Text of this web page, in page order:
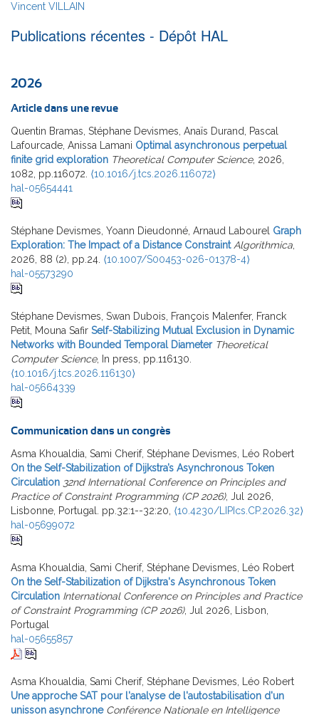
Vincent VILLAIN
Publications récentes - Dépôt HAL
2026
Article dans une revue
Quentin Bramas, Stéphane Devismes, Anaïs Durand, Pascal
Lafourcade, Anissa Lamani Optimal asynchronous perpetual
finite grid exploration Theoretical Computer Science, 2026,
1082, pp.116072. ⟨10.1016/j.tcs.2026.116072⟩
hal-05654441
Stéphane Devismes, Yoann Dieudonné, Arnaud Labourel Graph
Exploration: The Impact of a Distance Constraint Algorithmica
2026, 88 (2), pp.24. ⟨10.1007/S00453-026-01378-4⟩
hal-05573290
Stéphane Devismes, Swan Dubois, François Malenfer, Franck
Petit, Mouna Safir Self-Stabilizing Mutual Exclusion in Dynamic
Networks with Bounded Temporal Diameter Theoretical
Computer Science, In press, pp.116130.
⟨10.1016/j.tcs.2026.116130⟩
hal-05664339
Communication dans un congrès
Asma Khoualdia, Sami Cherif, Stéphane Devismes, Léo Robert
On the Self-Stabilization of Dijkstra’s Asynchronous Token
Circulation 32nd International Conference on Principles and
Practice of Constraint Programming (CP 2026), Jul 2026,
Lisbonne, Portugal. pp.32:1--32:20, ⟨10.4230/LIPIcs.CP.2026.32⟩
hal-05699072
Asma Khoualdia, Sami Cherif, Stéphane Devismes, Léo Robert
On the Self-Stabilization of Dijkstra's Asynchronous Token
Circulation International Conference on Principles and Practice
of Constraint Programming (CP 2026), Jul 2026, Lisbon,
Portugal
hal-05655857
Asma Khoualdia, Sami Cherif, Stéphane Devismes, Léo Robert
Une approche SAT pour l'analyse de l'autostabilisation d'un
unisson asynchrone Conférence Nationale en Intelligence